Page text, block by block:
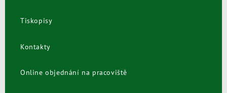
Tiskopisy
Kontakty
Online objednání na pracoviště